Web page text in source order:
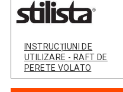
Raft de perete
lemn alb
Stilista Raft de
lemn alb
INSTRUCȚIUNI DE
UTILIZARE - RAFT DE
PERETE VOLATO